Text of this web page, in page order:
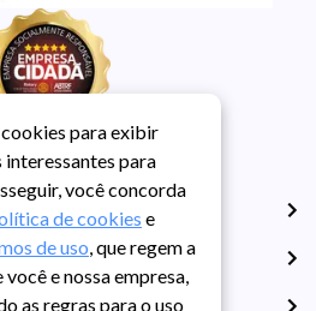
cookies para exibir
interessantes para
você concorda
de cookies e
de uso, que regem a
e nossa empresa,
as regras para o uso